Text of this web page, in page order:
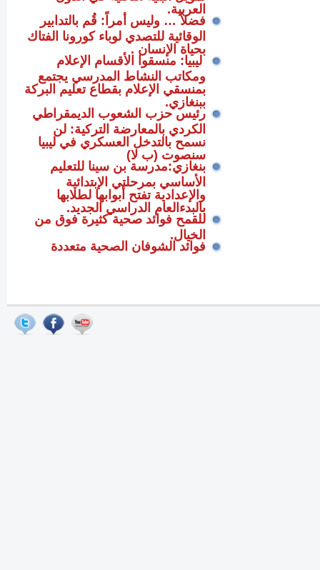
العربية.
فضلاً … وليس أمراً: قُم بالتدابير
الوقائية للتصدي لوباء كورونا الفتاك
بحياة الإنسان .
ليبيا: منسقوا الأقسام الإعلام
ومكاتب النشاط المدرسي يجتمع
بمنسقي الإعلام بقطاع تعليم البركة
ببنغازي.
رئيس حزب الشعوب الديمقراطي
الكردي بالمعارضة التركية: لن
نسمح بالتدخل العسكري في ليبيا
سنصوت (ب لا)
بنغازي:مدرسة بن سينا للتعليم
الأساسي بمرحلتي الإبتدائية
والإعدادية تفتح أبوابها لطلابها
بالبدءالعام الدراسي الجديد.
للقمح فوائد صحية كثيرة فوق من
الخيال.
فوائد الشوفان الصحية متعددة